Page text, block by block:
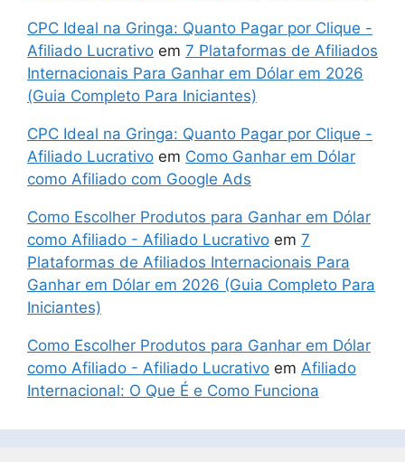
CPC Ideal na Gringa: Quanto Pagar por Clique -
Afiliado Lucrativo em 7 Plataformas de Afiliados
Internacionais Para Ganhar em Dólar em 2026
(Guia Completo Para Iniciantes)
CPC Ideal na Gringa: Quanto Pagar por Clique -
Afiliado Lucrativo em Como Ganhar em Dólar
como Afiliado com Google Ads
Como Escolher Produtos para Ganhar em Dólar
como Afiliado - Afiliado Lucrativo em 7
Plataformas de Afiliados Internacionais Para
Ganhar em Dólar em 2026 (Guia Completo Para
Iniciantes)
Como Escolher Produtos para Ganhar em Dólar
como Afiliado - Afiliado Lucrativo em Afiliado
Internacional: O Que É e Como Funciona